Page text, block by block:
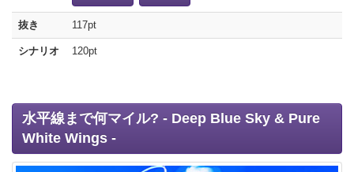
抜き 117pt
シナリオ 120pt
水平線まで何マイル? - Deep Blue Sky & Pure
White Wings -